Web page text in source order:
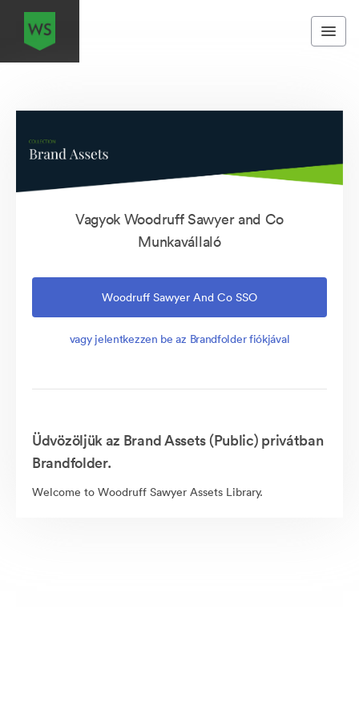
Vagyok Woodruff Sawyer and Co
Munkavállaló
Woodruff Sawyer And Co SSO
vagy jelentkezzen be az Brandfolder fiókjával
Üdvözöljük az Brand Assets (Public) privátban
Brandfolder.
Welcome to Woodruff Sawyer Assets Library.